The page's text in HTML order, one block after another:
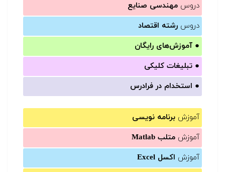
دروس مهندسی صنایع
دروس رشته اقتصاد
● آموزش‌های رایگان
● تبلیغات کلیکی
● استخدام در فرادرس
آموزش برنامه نویسی
آموزش متلب Matlab
آموزش اکسل Excel